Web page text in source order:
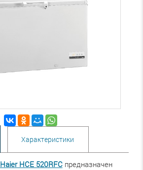
Характеристики
Haier HCE 520RFCпредназначен